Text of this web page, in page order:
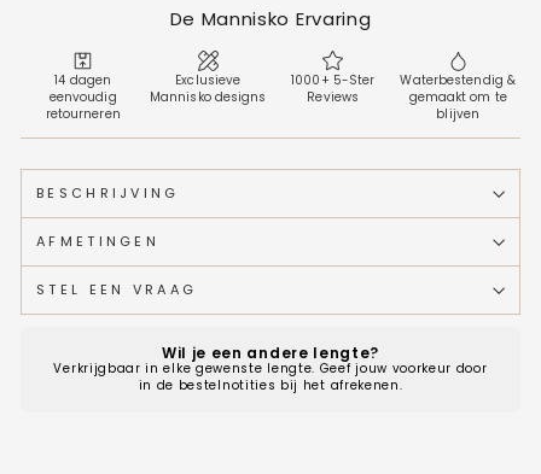
De Mannisko Ervaring
14 dagen
eenvoudig
retourneren
Exclusieve
Mannisko designs
1000+ 5-Ster
Reviews
Waterbestendig &
gemaakt om te
blijven
BESCHRIJVING
AFMETINGEN
STEL EEN VRAAG
Wil je een andere lengte?
Verkrijgbaar in elke gewenste lengte. Geef jouw voorkeur door
in de bestelnotities bij het afrekenen.